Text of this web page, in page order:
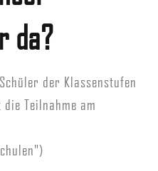
da?
der Klassenstufen
Teilnahme am